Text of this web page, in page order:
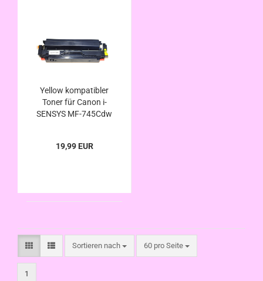
Yellow kompatibler
Toner für Canon i-
SENSYS MF-745Cdw
19,99 EUR
Sortieren nach
Sortieren nach 60 pro Seite
pro Seite
1